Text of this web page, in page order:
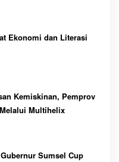
Ekonomi dan Literasi
Kemiskinan, Pemprov
Multihelix
Sumsel Cup